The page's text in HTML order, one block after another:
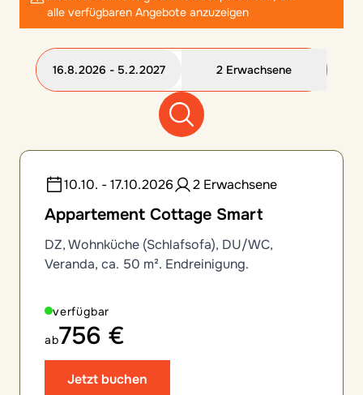
alle verfügbaren Angebote anzuzeigen
16.8.2026 - 5.2.2027 2 Erwachsene
12 Zimmeroptionen gefunden
10.10. - 17.10.2026
2 Erwachsene
Appartement Cottage Smart
DZ, Wohnküche (Schlafsofa), DU/WC,
Veranda, ca. 50 m². Endreinigung.
verfügbar
ab756 €
Jetzt buchen